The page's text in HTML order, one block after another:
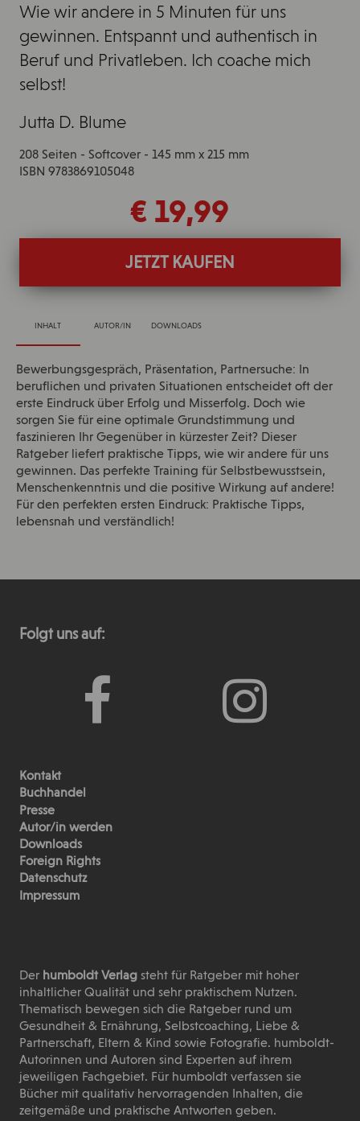
Wie wir andere in 5 Minuten für uns
gewinnen. Entspannt und authentisch in
Beruf und Privatleben. Ich coache mich
selbst!
Jutta D. Blume
208 Seiten - Softcover - 145 mm x 215 mm
ISBN 9783869105048
€ 19,99
JETZT KAUFEN
INHALT AUTOR/IN DOWNLOADS
Bewerbungsgespräch, Präsentation, Partnersuche: In
beruflichen und privaten Situationen entscheidet oft der
erste Eindruck über Erfolg und Misserfolg. Doch wie
sorgen Sie für eine optimale Grundstimmung und
faszinieren Ihr Gegenüber in kürzester Zeit? Dieser
Ratgeber liefert praktische Tipps, wie wir andere für uns
gewinnen. Das perfekte Training für Selbstbewusstsein,
Menschenkenntnis und die positive Wirkung auf andere!
Für den perfekten ersten Eindruck: Praktische Tipps,
lebensnah und verständlich!
Folgt uns auf:
Kontakt
Buchhandel
Presse
Autor/in werden
Downloads
Foreign Rights
Datenschutz
Impressum
Derhumboldt Verlag steht für Ratgeber mit hoher
inhaltlicher Qualität und sehr praktischem Nutzen.
Thematisch bewegen sich die Ratgeber rund um
Gesundheit & Ernährung, Selbstcoaching, Liebe &
Partnerschaft, Eltern & Kind sowie Fotografie. humboldt-
Autorinnen und Autoren sind Experten auf ihrem
jeweiligen Fachgebiet. Für humboldt verfassen sie
Bücher mit qualitativ hervorragenden Inhalten, die
zeitgemäße und praktische Antworten geben.